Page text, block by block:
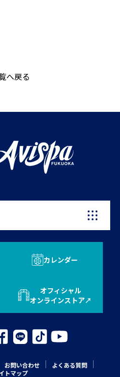
へ戻る
カレンダー
オフィシャル
オンラインストア
お問い合わせ
よくある質問
トマップ